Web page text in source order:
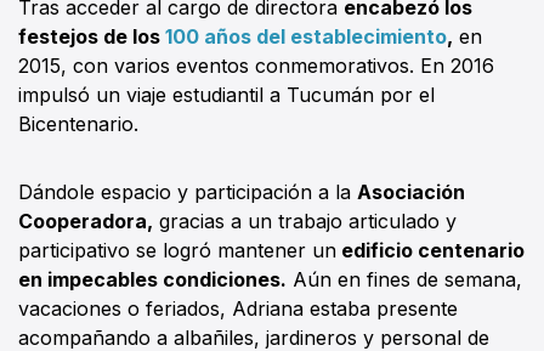
Tras acceder al cargo de directora encabezó los
festejos de los 100 años del establecimiento, en
2015, con varios eventos conmemorativos. En 2016
impulsó un viaje estudiantil a Tucumán por el
Bicentenario.
Dándole espacio y participación a la Asociación
Cooperadora, gracias a un trabajo articulado y
participativo se logró mantener un edificio centenario
en impecables condiciones. Aún en fines de semana,
vacaciones o feriados, Adriana estaba presente
acompañando a albañiles, jardineros y personal de